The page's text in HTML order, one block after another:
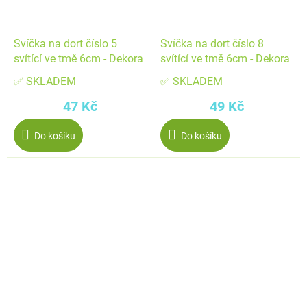
Svíčka na dort číslo 5
svítící ve tmě 6cm - Dekora
✅ SKLADEM
47 Kč
Do košíku
Svíčka na dort číslo 8
svítící ve tmě 6cm - Dekora
✅ SKLADEM
49 Kč
Do košíku